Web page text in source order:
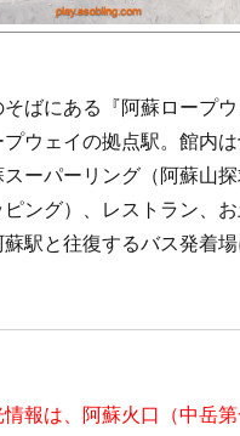
そばにある『阿蘇ロープ
ウェイの拠点駅。館内は
ーパーリング（阿蘇山
ピング）、レストラン、
駅と往復するバス発着
報は、阿蘇火口（中岳第